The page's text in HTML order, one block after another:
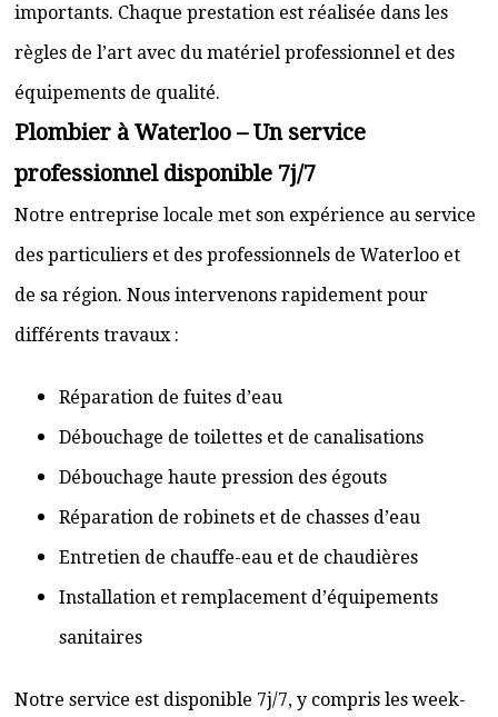
importants. Chaque prestation est réalisée dans les
règles de l’art avec du matériel professionnel et des
équipements de qualité.
Plombier à Waterloo – Un service
professionnel disponible 7j/7
Notre entreprise locale met son expérience au service
des particuliers et des professionnels de Waterloo et
de sa région. Nous intervenons rapidement pour
différents travaux :
Réparation de fuites d’eau
Débouchage de toilettes et de canalisations
Débouchage haute pression des égouts
Réparation de robinets et de chasses d’eau
Entretien de chauffe-eau et de chaudières
Installation et remplacement d’équipements
sanitaires
Notre service est disponible 7j/7, y compris les week-